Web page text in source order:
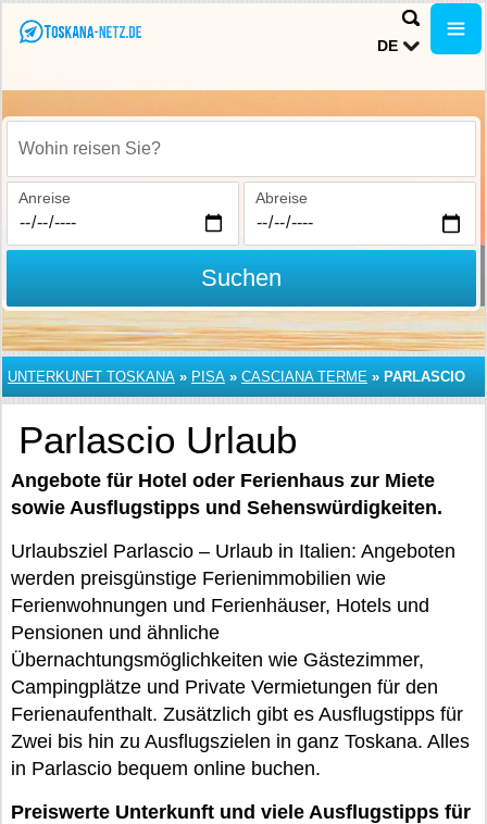
DE
Wohin reisen Sie?
Anreise Abreise
Suchen
UNTERKUNFT TOSKANA » PISA » CASCIANA TERME » PARLASCIO
Parlascio Urlaub
Angebote für Hotel oder Ferienhaus zur Miete
sowie Ausflugstipps und Sehenswürdigkeiten.
Urlaubsziel Parlascio – Urlaub in Italien: Angeboten
werden preisgünstige Ferienimmobilien wie
Ferienwohnungen und Ferienhäuser, Hotels und
Pensionen und ähnliche
Übernachtungsmöglichkeiten wie Gästezimmer,
Campingplätze und Private Vermietungen für den
Ferienaufenthalt. Zusätzlich gibt es Ausflugstipps für
Zwei bis hin zu Ausflugszielen in ganz Toskana. Alles
in Parlascio bequem online buchen.
Preiswerte Unterkunft und viele Ausflugstipps für